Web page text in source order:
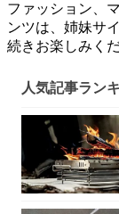
ファッション、
ンツは、姉妹サ
続きお楽しみくだ
人気記事ラン